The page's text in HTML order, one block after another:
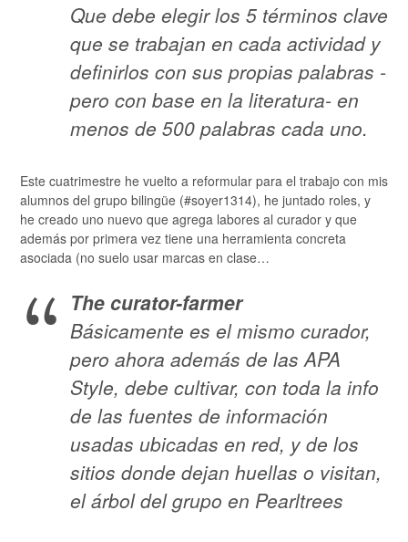
Que debe elegir los 5 términos clave
que se trabajan en cada actividad y
definirlos con sus propias palabras -
pero con base en la literatura- en
menos de 500 palabras cada uno.
Este cuatrimestre he vuelto a reformular para el trabajo con mis
alumnos del grupo bilingüe (#soyer1314), he juntado roles, y
he creado uno nuevo que agrega labores al curador y que
además por primera vez tiene una herramienta concreta
asociada (no suelo usar marcas en clase…
The curator-farmer
Básicamente es el mismo curador,
pero ahora además de las APA
Style, debe cultivar, con toda la info
de las fuentes de información
usadas ubicadas en red, y de los
sitios donde dejan huellas o visitan,
el árbol del grupo en Pearltrees